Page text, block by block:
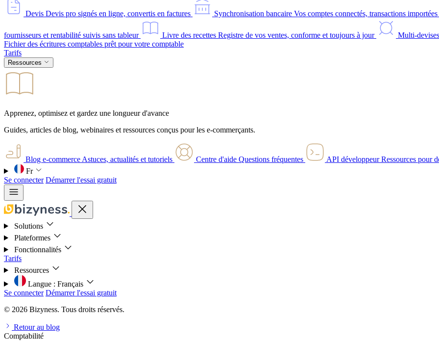
Devis Devis pro signés en ligne, convertis en factures Synchronisation bancaire Vos comptes connectés, transactions
fournisseurs et rentabilité suivis sans tableur Livre des recettes Registre de vos ventes, conforme et toujours à jour Multi-devises
Fichier des écritures comptables prêt pour votre comptable
Tarifs
Ressources
Apprenez, optimisez et gardez une longueur d'avance
Guides, articles de blog, webinaires et ressources conçus pour les e-commerçants.
Blog e-commerce Astuces, actualités et tutoriels Centre d'aide Questions fréquentes API développeurRessources pour
Fr
Se connecter Démarrer l'essai gratuit
Solutions
Plateformes
Fonctionnalités
Tarifs
Ressources
Langue : Français
Se connecter Démarrer l'essai gratuit
© 2026 Bizyness. Tous droits réservés.
Retour au blog
Comptabilité